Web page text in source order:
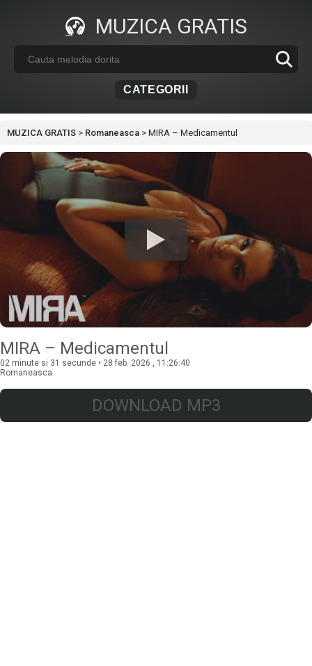
MUZICA GRATIS
CATEGORII
MUZICA GRATIS > Romaneasca > MIRA – Medicamentul
MIRA – Medicamentul
02 minute si 31 secunde • 28 feb. 2026 , 11:26:40
Romaneasca
DOWNLOAD MP3